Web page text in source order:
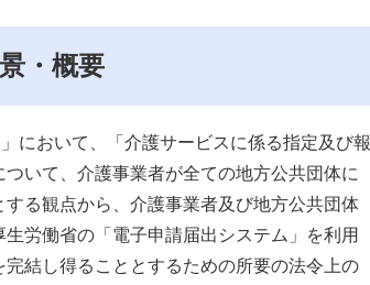
・概要
において、「介護サービスに係る指定及び報
いて、介護事業者が全ての地方公共団体に
る観点から、介護事業者及び地方公共団体
労働省の「電子申請届出システム」を利用
結し得ることとするための所要の法令上の